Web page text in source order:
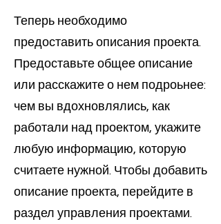
Теперь необходимо
предоставить описания проекта.
Предоставьте общее описание
или расскажите о нем подроьнее:
чем вы вдохновлялись, как
работали над проектом, укажите
любую информацию, которую
считаете нужной. Чтобы добавить
описание проекта, перейдите в
раздел управления проектами.